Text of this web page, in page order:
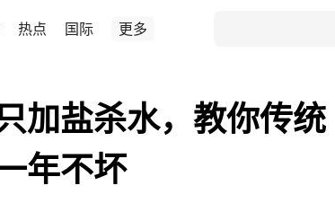
热点 国际 更多
加盐杀水，教你传统
年不坏